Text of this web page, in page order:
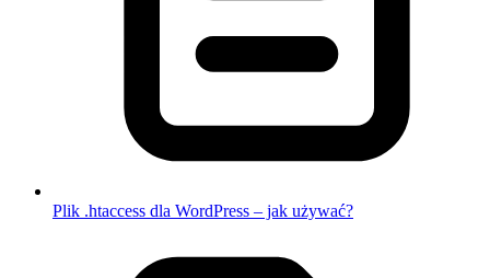
Plik .htaccess dla WordPress – jak używać?